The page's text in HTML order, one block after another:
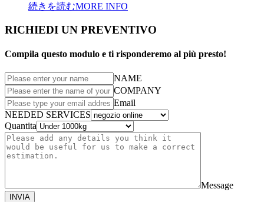
続きを読むMORE INFO
RICHIEDI UN PREVENTIVO
Compila questo modulo e ti risponderemo al più presto!
NAME
COMPANY
Email
NEEDED SERVICES
Quantita
Message
INVIA